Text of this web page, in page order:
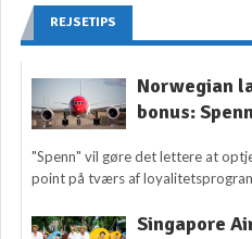
REJSETIPS
Norwegian
bonus:
"Spenn" vil gøre det lettere at
point på tværs af
Singapore